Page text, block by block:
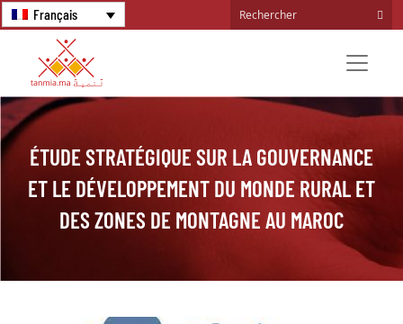
Français
ÉTUDE STRATÉGIQUE SUR LA GOUVERNANCE
ET LE DÉVELOPPEMENT DU MONDE RURAL ET
DES ZONES DE MONTAGNE AU MAROC